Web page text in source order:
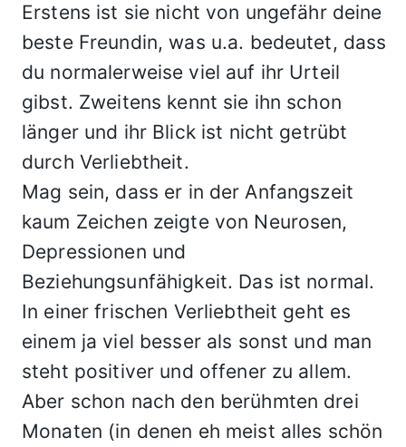
Erstens ist sie nicht von ungefähr deine
beste Freundin, was u.a. bedeutet, dass
du normalerweise viel auf ihr Urteil
gibst. Zweitens kennt sie ihn schon
länger und ihr Blick ist nicht getrübt
durch Verliebtheit.
Mag sein, dass er in der Anfangszeit
kaum Zeichen zeigte von Neurosen,
Depressionen und
Beziehungsunfähigkeit. Das ist normal.
In einer frischen Verliebtheit geht es
einem ja viel besser als sonst und man
steht positiver und offener zu allem.
Aber schon nach den berühmten drei
Monaten (in denen eh meist alles schön